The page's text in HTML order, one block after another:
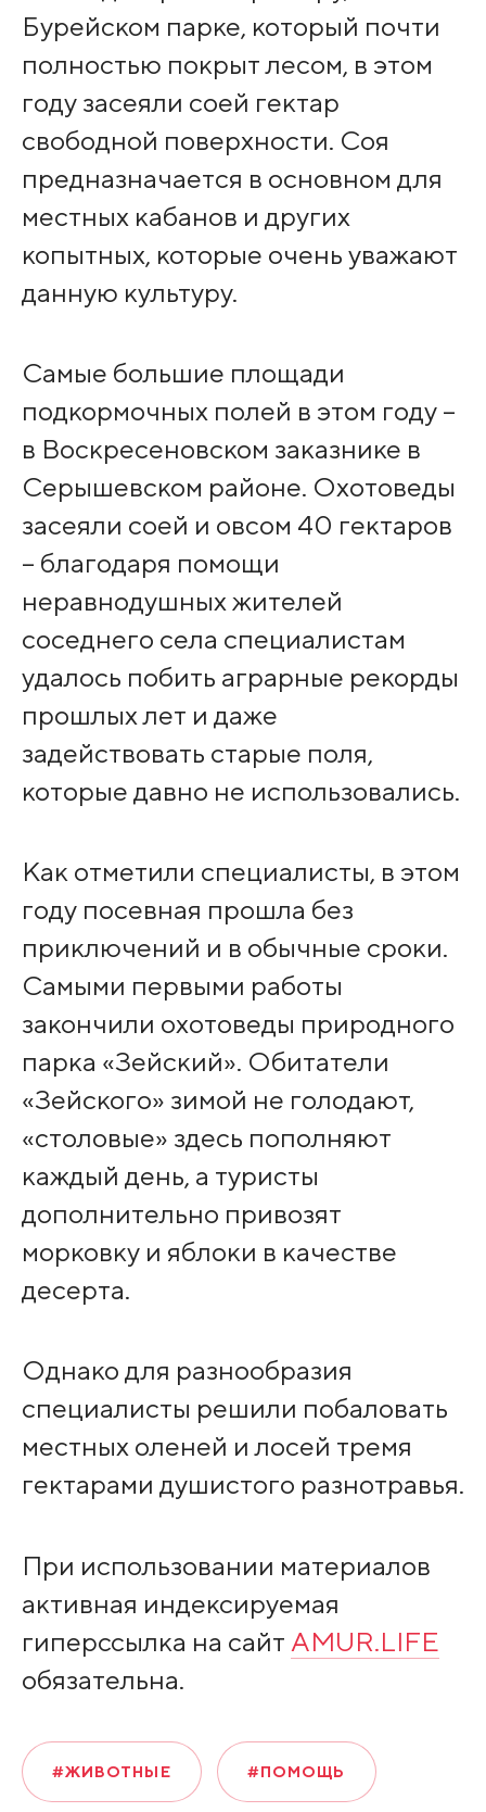
Бурейском парке, который почти
полностью покрыт лесом, в этом
году засеяли соей гектар
свободной поверхности. Соя
предназначается в основном для
местных кабанов и других
копытных, которые очень уважают
данную культуру.
Самые большие площади
подкормочных полей в этом году –
в Воскресеновском заказнике в
Серышевском районе. Охотоведы
засеяли соей и овсом 40 гектаров
– благодаря помощи
неравнодушных жителей
соседнего села специалистам
удалось побить аграрные рекорды
прошлых лет и даже
задействовать старые поля,
которые давно не использовались.
Как отметили специалисты, в этом
году посевная прошла без
приключений и в обычные сроки.
Самыми первыми работы
закончили охотоведы природного
парка «Зейский». Обитатели
«Зейского» зимой не голодают,
«столовые» здесь пополняют
каждый день, а туристы
дополнительно привозят
морковку и яблоки в качестве
десерта.
Однако для разнообразия
специалисты решили побаловать
местных оленей и лосей тремя
гектарами душистого разнотравья.
При использовании материалов
активная индексируемая
гиперссылка на сайт AMUR.LIFE
обязательна.
#ЖИВОТНЫЕ #ПОМОЩЬ